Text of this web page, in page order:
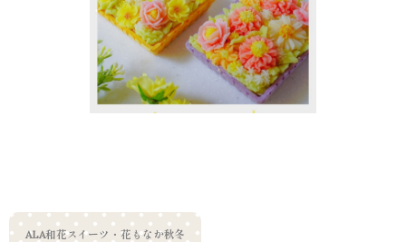
ALA和花スイーツ・花もなか秋冬